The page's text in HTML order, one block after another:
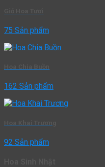
75 Sản phẩm
162 Sản phẩm
92 Sản phẩm